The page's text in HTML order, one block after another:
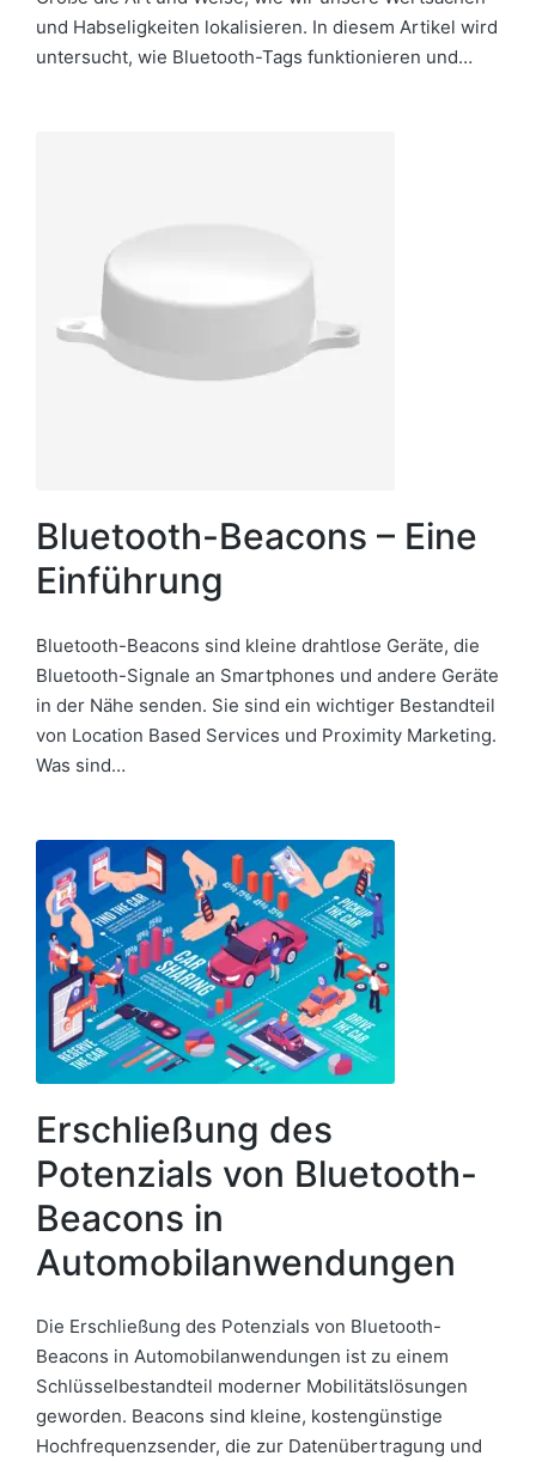
und Habseligkeiten lokalisieren. In diesem Artikel wird
untersucht, wie Bluetooth-Tags funktionieren und…
Bluetooth-Beacons – Eine
Einführung
Bluetooth-Beacons sind kleine drahtlose Geräte, die
Bluetooth-Signale an Smartphones und andere Geräte
in der Nähe senden. Sie sind ein wichtiger Bestandteil
von Location Based Services und Proximity Marketing.
Was sind…
Erschließung des
Potenzials von Bluetooth-
Beacons in
Automobilanwendungen
Die Erschließung des Potenzials von Bluetooth-
Beacons in Automobilanwendungen ist zu einem
Schlüsselbestandteil moderner Mobilitätslösungen
geworden. Beacons sind kleine, kostengünstige
Hochfrequenzsender, die zur Datenübertragung und